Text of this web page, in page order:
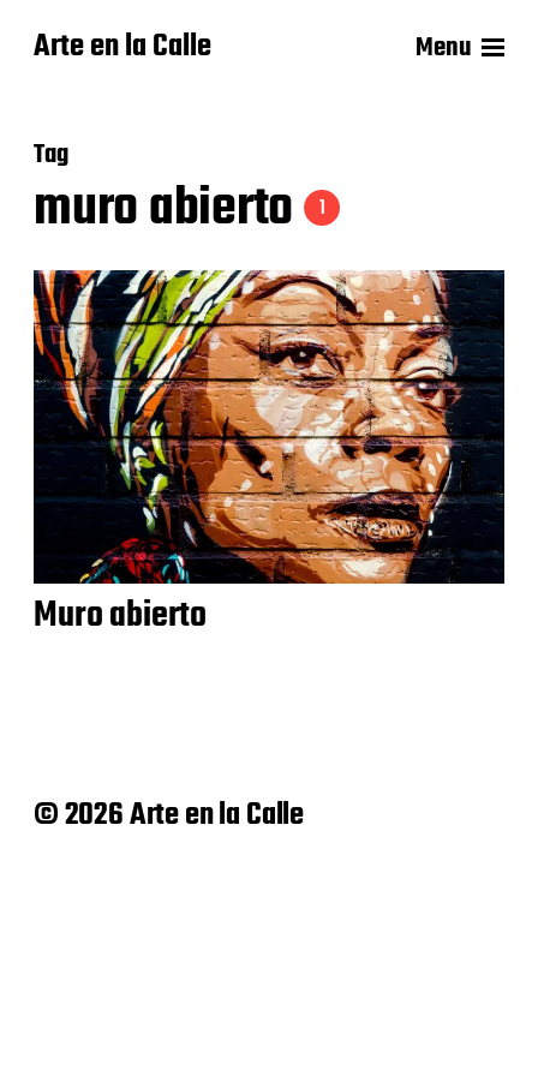
Arte en la Calle Menu
Tag
muro abierto 1
Muro abierto
© 2026 Arte en la Calle